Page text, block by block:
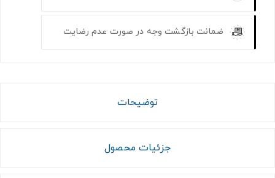
ضمانت بازگشت وجه در صورت عدم رضایت
توضیحات
جزئیات محصول